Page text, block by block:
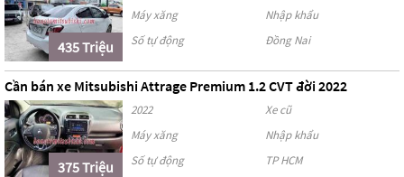
435 Triệu
Máy xăng
Nhập khẩu
Số tự động
Đồng Nai
Cần bán xe Mitsubishi Attrage Premium 1.2 CVT đời 2022
375 Triệu
2022
Xe cũ
Máy xăng
Nhập khẩu
Số tự động
TP HCM